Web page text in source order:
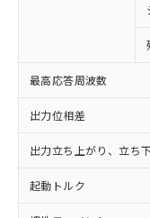
最高応答周波数
出力位相差
出力立ち上がり、立ち
起動トルク
※1 対応状
対応済
非含有に対